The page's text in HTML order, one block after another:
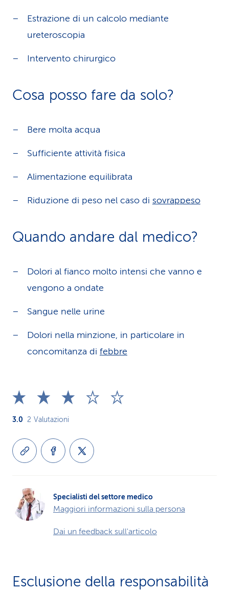
Estrazione di un calcolo mediante
ureteroscopia
Intervento chirurgico
Cosa posso fare da solo?
Bere molta acqua
Sufficiente attività fisica
Alimentazione equilibrata
Riduzione di peso nel caso di sovrappeso
Quando andare dal medico?
Dolori al fianco molto intensi che vanno e
vengono a ondate
Sangue nelle urine
Dolori nella minzione, in particolare in
concomitanza di febbre
3.0 2 Valutazioni
Specialisti del settore medico
Maggiori informazioni sulla persona
Dai un feedback sull'articolo
Esclusione della responsabilità